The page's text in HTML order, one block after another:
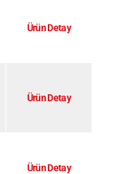
Ürün Detay
Ürün Detay
Ürün Detay